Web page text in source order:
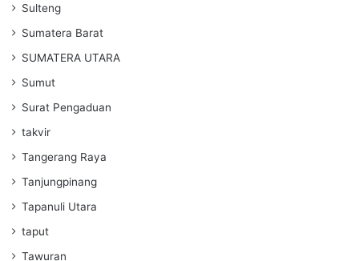
Sulteng
Sumatera Barat
SUMATERA UTARA
Sumut
Surat Pengaduan
takvir
Tangerang Raya
Tanjungpinang
Tapanuli Utara
taput
Tawuran